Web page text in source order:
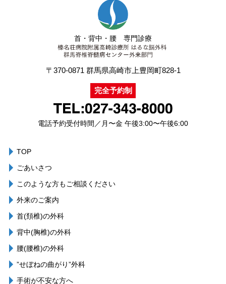
首・背中・腰 専門診療
〒370-0871 群馬県高崎市上豊岡町828-1
完全予約制
電話予約受付時間／月〜金 午後3:00〜午後6:00
TOP
ごあいさつ
このような方もご相談ください
外来のご案内
首(頚椎)の外科
背中(胸椎)の外科
腰(腰椎)の外科
”せぼねの曲がり”外科
手術が不安な方へ